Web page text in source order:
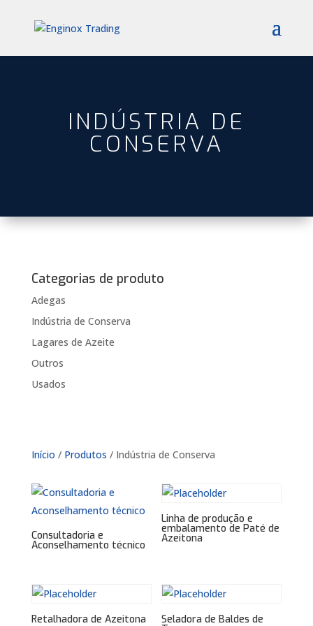
INDÚSTRIA DE
CONSERVA
Categorias de produto
Adegas
Indústria de Conserva
Lagares de Azeite
Outros
Usados
Início / Produtos / Indústria de Conserva
Consultadoria e
Aconselhamento técnico
Linha de produção e
embalamento de Paté de
Azeitona
Retalhadora de Azeitona Seladora de Baldes de